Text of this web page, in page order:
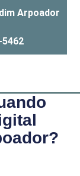
Arpoador
5462